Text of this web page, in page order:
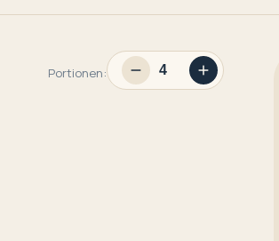
Portionen: